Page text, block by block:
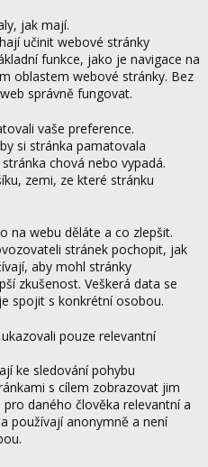
jak mají.
učinit webové stránky
funkce, jako je navigace na
oblastem webové stránky. Bez
správně fungovat.
vaše preference.
si stránka pamatovala
chová nebo vypadá.
zemi, ze které stránku
na webu děláte a co zlepšit.
stránek pochopit, jak
aby mohl stránky
zkušenost. Veškerá data se
spojit s konkrétní osobou.
pouze relevantní
ke sledování pohybu
s cílem zobrazovat jim
daného člověka relevantní a
používají anonymně a není